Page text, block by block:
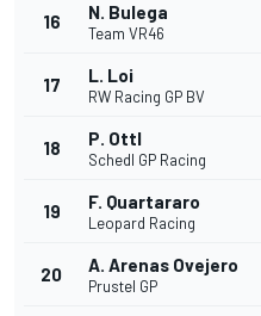
16 N. Bulega
Team VR46
17 L. Loi
RW Racing GP BV
18 P. Ottl
Schedl GP Racing
19 F. Quartararo
Leopard Racing
20 A. Arenas Ovejero
Prustel GP